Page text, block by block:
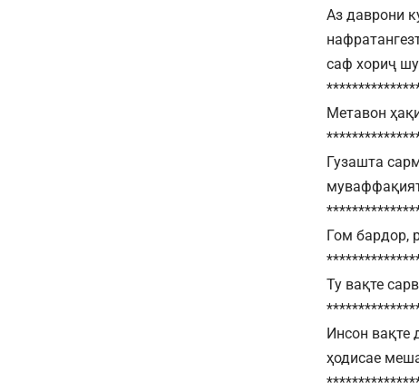
Аз даврони
саф хориҷ
Метавон
Гузашта
Гом бардор,
Ту вақте
Инсон вақте
ҳодисае